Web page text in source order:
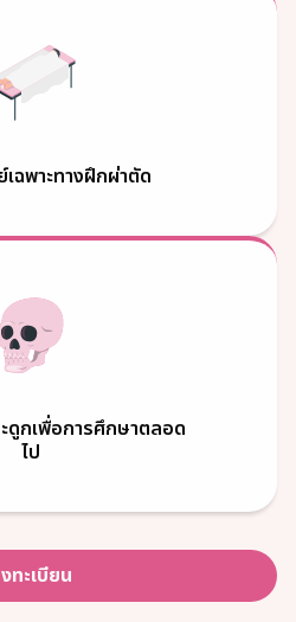
ฉพาะทางฝึกผ่าตัด
ดูกเพื่อการศึกษาตลอด
ไป
ทะเบียน